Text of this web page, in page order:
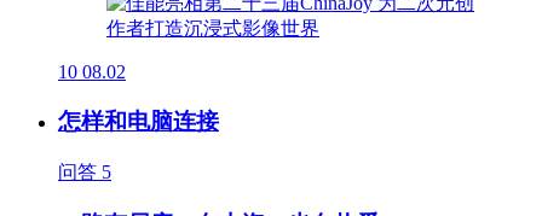
10 08.02
怎样和电脑连接
问答 5